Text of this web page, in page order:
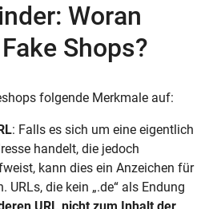
Woran
Shops?
folgende Merkmale auf:
: Falls es sich um eine eigentlich
handelt, die jedoch
kann dies ein Anzeichen für
URLs, die kein „.de“ als Endung
URL nicht zum Inhalt der